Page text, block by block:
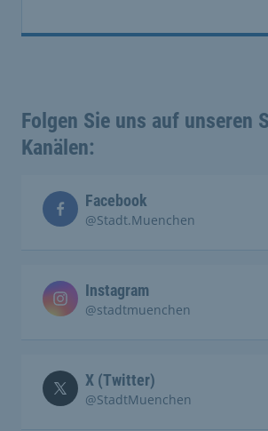
Folgen Sie uns auf unseren
Kanälen:
Facebook
@Stadt.Muenchen
Instagram
@stadtmuenchen
X (Twitter)
@StadtMuenchen